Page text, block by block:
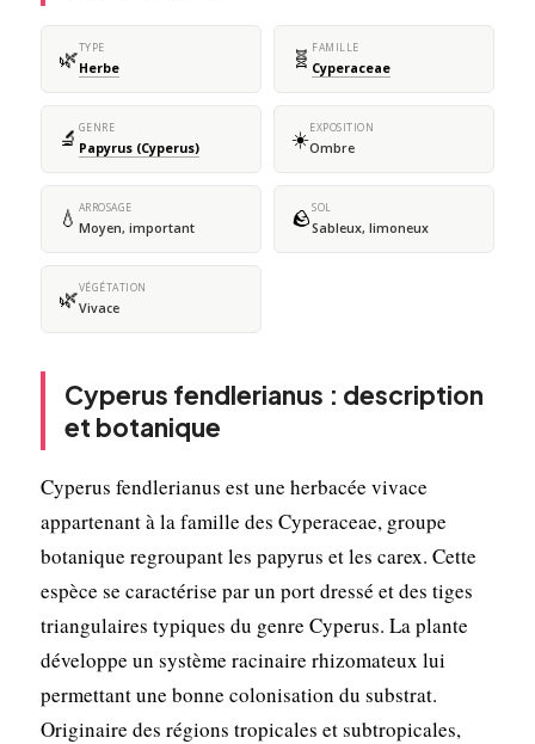
🌿TYPE
Herbe 🧬 FAMILLE
Cyperaceae
🔬 GENRE
Papyrus (Cyperus) ☀️EXPOSITION
Ombre
💧 ARROSAGE
Moyen, important 🪨SOL
Sableux, limoneux
🌿VÉGÉTATION
Vivace
Cyperus fendlerianus : description
et botanique
Cyperus fendlerianus est une herbacée vivace
appartenant à la famille des Cyperaceae, groupe
botanique regroupant les papyrus et les carex. Cette
espèce se caractérise par un port dressé et des tiges
triangulaires typiques du genre Cyperus. La plante
développe un système racinaire rhizomateux lui
permettant une bonne colonisation du substrat.
Originaire des régions tropicales et subtropicales,